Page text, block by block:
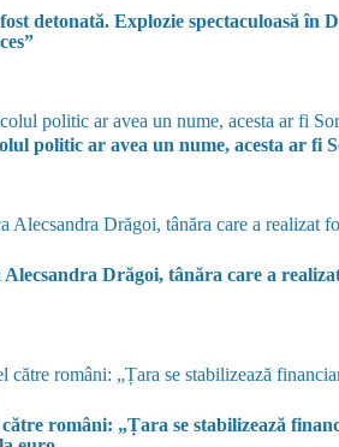
detonată. Explozie spectaculoasă în
politic ar avea un nume, acesta ar fi
Alecsandra Drăgoi, tânăra care a
români: „Țara se stabilizează